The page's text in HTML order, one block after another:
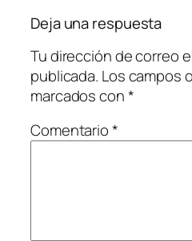
Deja una respuesta
Tu dirección de correo
publicada. Los campos
marcados con*
Comentario*